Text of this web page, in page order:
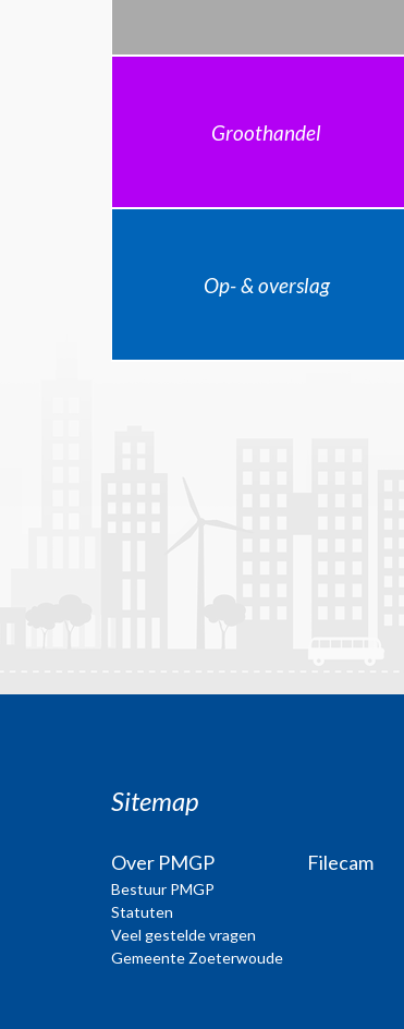
Groothandel
Op- & overslag
Sitemap
Over PMGP
Bestuur PMGP
Statuten
Veel gestelde vragen
Gemeente Zoeterwoude
Filecam